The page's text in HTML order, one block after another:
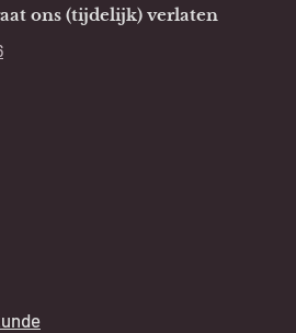
ons (tijdelijk) verlaten